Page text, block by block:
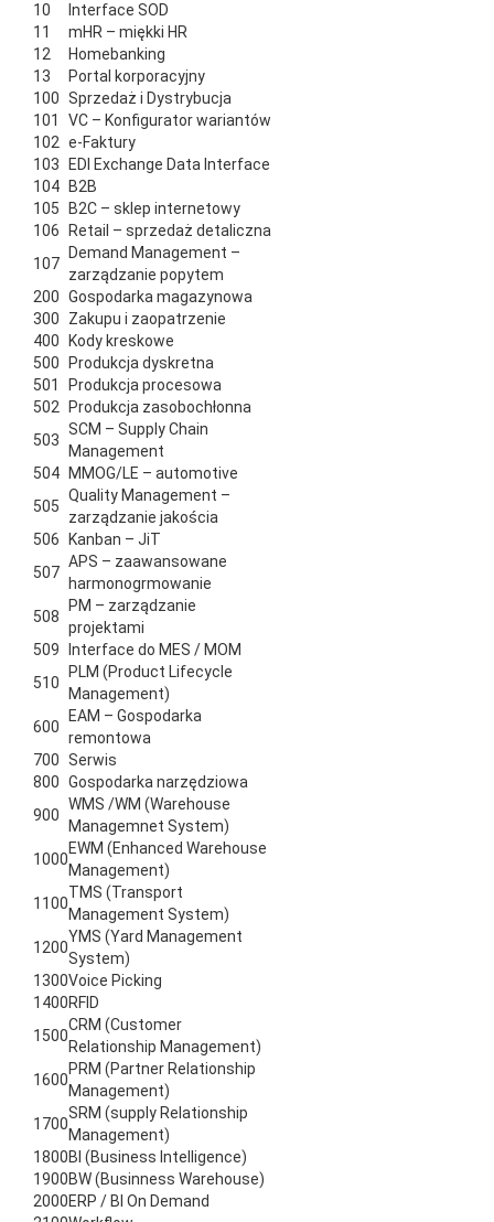
10
Interface SOD
11
mHR – miękki HR
12
Homebanking
13
Portal korporacyjny
100 Sprzedaż i Dystrybucja
101
VC – Konfigurator wariantów
102 e-Faktury
103
EDI Exchange Data Interface
104
B2B
105
B2C – sklep internetowy
106
Retail – sprzedaż detaliczna
107
Demand Management –
zarządzanie popytem
200 Gospodarka magazynowa
300
Zakupu i zaopatrzenie
400
Kody kreskowe
500
Produkcja dyskretna
501
Produkcja procesowa
502
Produkcja zasobochłonna
503
SCM – Supply Chain
Management
504
MMOG/LE – automotive
505
Quality Management –
zarządzanie jakościa
506
Kanban – JiT
507
APS – zaawansowane
harmonogrmowanie
508
PM – zarządzanie
projektami
509
Interface do MES / MOM
510
PLM (Product Lifecycle
Management)
600
EAM – Gospodarka
remontowa
700 Serwis
800 Gospodarka narzędziowa
900
WMS /WM (Warehouse
Managemnet System)
1000
EWM (Enhanced Warehouse
Management)
1100
TMS (Transport
Management System)
1200
YMS (Yard Management
System)
1300Voice Picking
1400RFID
1500
CRM (Customer
Relationship Management)
1600
PRM (Partner Relationship
Management)
1700
SRM (supply Relationship
Management)
1800BI (Business Intelligence)
1900BW (Businness Warehouse)
2000ERP / BI On Demand